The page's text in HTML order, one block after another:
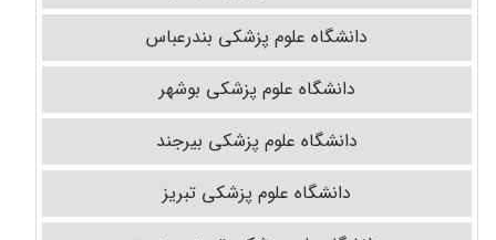
دانشگاه علوم پزشکی بندرعباس
دانشگاه علوم پزشکی بوشهر
دانشگاه علوم پزشکی بیرجند
دانشگاه علوم پزشکی تبریز